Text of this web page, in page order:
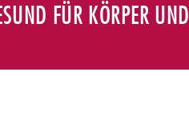
FÜR KÖRPER UND